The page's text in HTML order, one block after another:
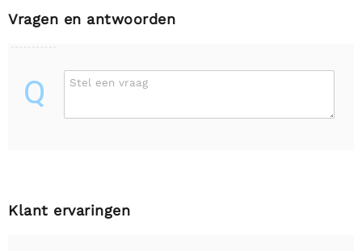
Vragen en antwoorden
Q Stel een vraag
Klant ervaringen